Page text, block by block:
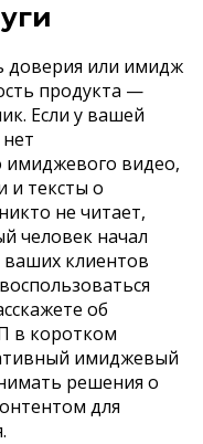
доверия или имидж
продукта —
Если у вашей
имиджевого видео,
и тексты о
не читает,
человек начал
клиентов
об
в коротком
имиджевый
решения о
для